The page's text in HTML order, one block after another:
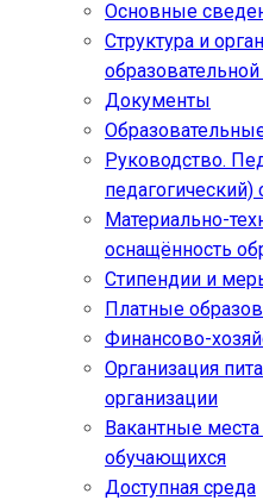
Основные
Структура и
Документы
Руководство.
педагогический)
Материально-
оснащённость
Стипендии и
Платные
Финансово-
Организация
организации
Вакантные
обучающихся
Доступная среда